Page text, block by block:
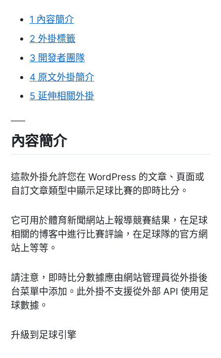
1 內容簡介
2 外掛標籤
3 開發者團隊
4 原文外掛簡介
5 延伸相關外掛
內容簡介
這款外掛允許您在 WordPress 的文章、頁面或
自訂文章類型中顯示足球比賽的即時比分。
它可用於體育新聞網站上報導競賽結果，在足球
相關的博客中進行比賽評論，在足球隊的官方網
站上等等。
請注意，即時比分數據應由網站管理員從外掛後
台菜單中添加。此外掛不支援從外部 API 使用足
球數據。
升級到足球引擎